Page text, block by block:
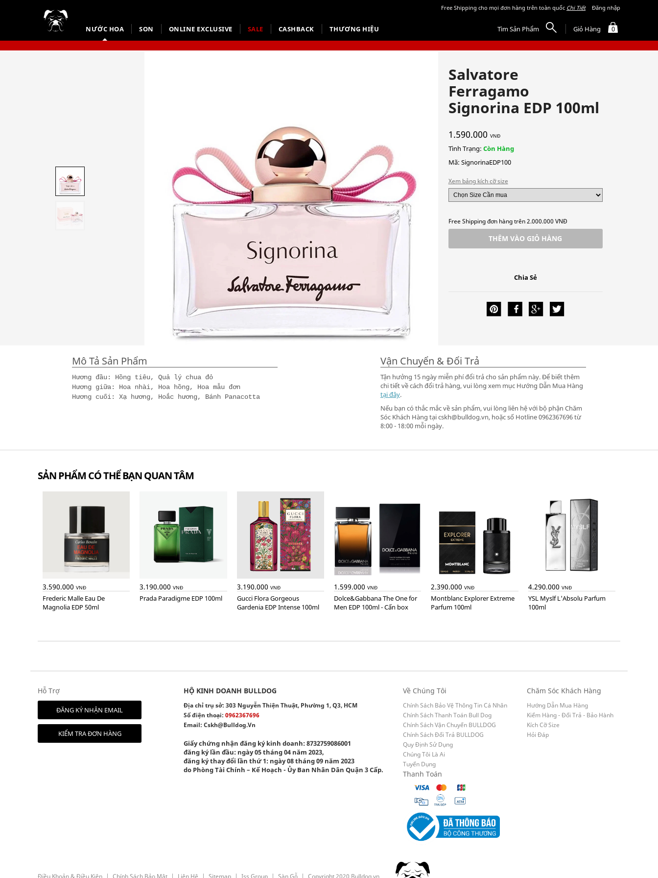
NƯỚC HOA SON ONLINE EXCLUSIVE SALE CASHBACK THƯƠNG HIỆU Tìm Sản Phẩm Giỏ Hàng 0
Free Shipping cho mọi đơn hàng trên toàn quốc Chi Tiết Đăng nhập
Salvatore
Ferragamo
Signorina EDP 100ml
1.590.000 VNĐ
Tình Trạng: Còn Hàng
Mã: SignorinaEDP100
Xem bảng kích cỡ size
Free Shipping đơn hàng trên 2.000.000 VNĐ
THÊM VÀO GIỎ HÀNG
Chia Sẻ
Mô Tả Sản Phẩm
Hương đầu: Hồng tiêu, Quả lý chua đỏ
Hương giữa: Hoa nhài, Hoa hồng, Hoa mẫu đơn
Hương cuối: Xạ hương, Hoắc hương, Bánh Panacotta
Vận Chuyển & Đổi Trả
Tận hưởng 15 ngày miễn phí đổi trả cho sản phẩm này. Để biết thêm
chi tiết về cách đổi trả hàng, vui lòng xem mục Hướng Dẫn Mua Hàng
tại đây.
Nếu bạn có thắc mắc về sản phẩm, vui lòng liên hệ với bộ phận Chăm
Sóc Khách Hàng tại cskh@bulldog.vn, hoặc số Hotline 0962367696 từ
8:00 - 18:00 mỗi ngày.
SẢN PHẨM CÓ THỂ BẠN QUAN TÂM
3.590.000 VNĐ
Frederic Malle Eau De
Magnolia EDP 50ml
3.190.000VNĐ
Prada Paradigme EDP 100ml
3.190.000 VNĐ
Gucci Flora Gorgeous
Gardenia EDP Intense 100ml
1.599.000 VNĐ
Dolce&Gabbana The One for
Men EDP 100ml - Cấn box
2.390.000VNĐ
Montblanc Explorer Extreme
Parfum 100ml
4.290.000 VNĐ
YSL Myslf L'Absolu Parfum
100ml
Hỗ Trợ
ĐĂNG KÝ NHẬN EMAIL
KIỂM TRA ĐƠN HÀNG
HỘ KINH DOANH BULLDOG
Địa chỉ trụ sở: 303 Nguyễn Thiện Thuật, Phường 1, Q3, HCM
Số điện thoại: 0962367696
Email: Cskh@bulldog.vn
Giấy chứng nhận đăng ký kinh doanh: 8732759086001
đăng ký lần đầu: ngày 05 tháng 04 năm 2023,
đăng ký thay đổi lần thứ 1: ngày 08 tháng 09 năm 2023
do Phòng Tài Chính – Kế Hoạch - Ủy Ban Nhân Dân Quận 3 Cấp.
Về Chúng Tôi
Chính Sách Bảo Vệ Thông Tin Cá Nhân
Chính Sách Thanh Toán Bull Dog
Chính Sách Vận Chuyển BULLDOG
Chính Sách Đổi Trả BULLDOG
Quy Định Sử Dụng
Chúng Tôi Là Ai
Tuyển Dụng
Chăm Sóc Khách Hàng
Hướng Dẫn Mua Hàng
Kiểm Hàng - Đổi Trả - Bảo Hành
Kích Cỡ Size
Hỏi Đáp
Thanh Toán